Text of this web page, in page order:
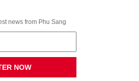
news from Phu Sang